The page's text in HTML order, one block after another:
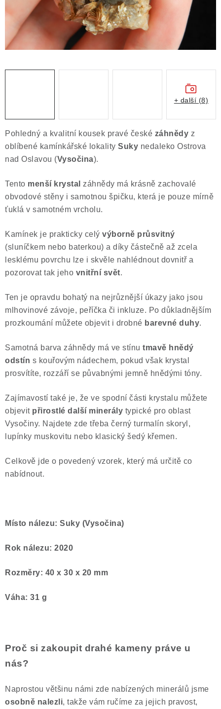
Obchodní podmínky
Podmínky ochrany osobních údajů
Poučení o právu na odstoupení od smlouvy
Puncovní značky
Výkup minerálů a drahých kamenů
Kontakt
Pohledný a kvalitní kousek pravé české záhnědy z
oblíbené kamínkářské lokality Suky nedaleko Ostrova
nad Oslavou (Vysočina).
Tento menší krystal záhnědy má krásně zachovalé
obvodové stěny i samotnou špičku, která je pouze mírně
ťuklá v samotném vrcholu.
Kamínek je prakticky celý výborně průsvitný
(sluníčkem nebo baterkou) a díky částečně až zcela
lesklému povrchu lze i skvěle nahlédnout dovnitř a
pozorovat tak jeho vnitřní svět.
Ten je opravdu bohatý na nejrůznější úkazy jako jsou
mlhovinové závoje, peříčka či inkluze. Po důkladnějším
prozkoumání můžete objevit i drobné barevné duhy.
Samotná barva záhnědy má ve stínu tmavě hnědý
odstín s kouřovým nádechem, pokud však krystal
prosvítíte, rozzáří se půvabnými jemně hnědými tóny.
Zajímavostí také je, že ve spodní části krystalu můžete
objevit přirostlé další minerály typické pro oblast
Vysočiny. Najdete zde třeba černý turmalín skoryl,
lupínky muskovitu nebo klasický šedý křemen.
Celkově jde o povedený vzorek, který má určitě co
nabídnout.
Místo nálezu: Suky (Vysočina)
Rok nálezu: 2020
Rozměry: 40 x 30 x 20 mm
Váha: 31 g
Proč si zakoupit drahé kameny práve u
nás?
Naprostou většinu námi zde nabízených minerálů jsme
osobně nalezli, takže vám ručíme za jejich pravost,
+ další (8)